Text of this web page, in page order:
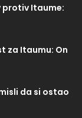
protiv Itaume:
za Itaumu: On
da si ostao